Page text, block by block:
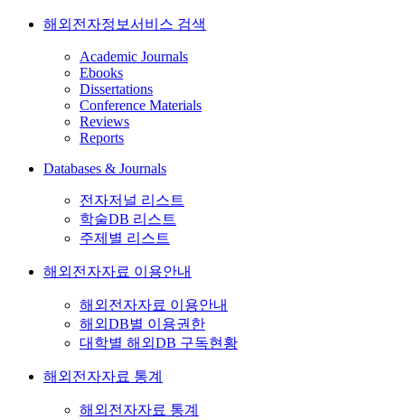
해외전자정보서비스 검색
Academic Journals
Ebooks
Dissertations
Conference Materials
Reviews
Reports
Databases & Journals
전자저널 리스트
학술DB 리스트
주제별 리스트
해외전자자료 이용안내
해외전자자료 이용안내
해외DB별 이용권한
대학별 해외DB 구독현황
해외전자자료 통계
해외전자자료 통계